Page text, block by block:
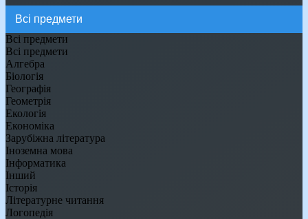
Всі предмети
Всі предмети
Алгебра
Біологія
Географія
Геометрія
Екологія
Економіка
Зарубіжна література
Іноземна мова
Інформатика
Інший
Історія
Літературне читання
Логопедія